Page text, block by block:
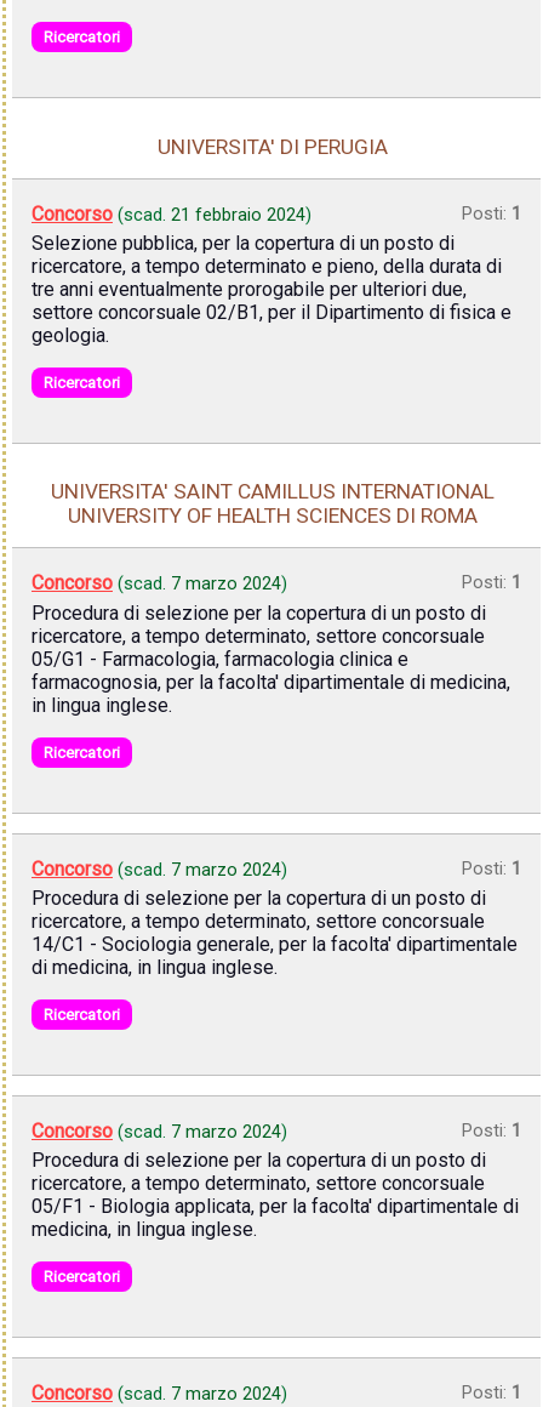
Ricercatori
UNIVERSITA' DI PERUGIA
Concorso (scad. 21 febbraio 2024) Posti: 1
Selezione pubblica, per la copertura di un posto di
ricercatore, a tempo determinato e pieno, della durata di
tre anni eventualmente prorogabile per ulteriori due,
settore concorsuale 02/B1, per il Dipartimento di fisica e
geologia.
Ricercatori
UNIVERSITA' SAINT CAMILLUS INTERNATIONAL
UNIVERSITY OF HEALTH SCIENCES DI ROMA
Concorso (scad. 7 marzo 2024) Posti: 1
Procedura di selezione per la copertura di un posto di
ricercatore, a tempo determinato, settore concorsuale
05/G1 - Farmacologia, farmacologia clinica e
farmacognosia, per la facolta' dipartimentale di medicina,
in lingua inglese.
Ricercatori
Concorso (scad. 7 marzo 2024) Posti: 1
Procedura di selezione per la copertura di un posto di
ricercatore, a tempo determinato, settore concorsuale
14/C1 - Sociologia generale, per la facolta' dipartimentale
di medicina, in lingua inglese.
Ricercatori
Concorso (scad. 7 marzo 2024) Posti: 1
Procedura di selezione per la copertura di un posto di
ricercatore, a tempo determinato, settore concorsuale
05/F1 - Biologia applicata, per la facolta' dipartimentale di
medicina, in lingua inglese.
Ricercatori
Concorso (scad. 7 marzo 2024) Posti: 1